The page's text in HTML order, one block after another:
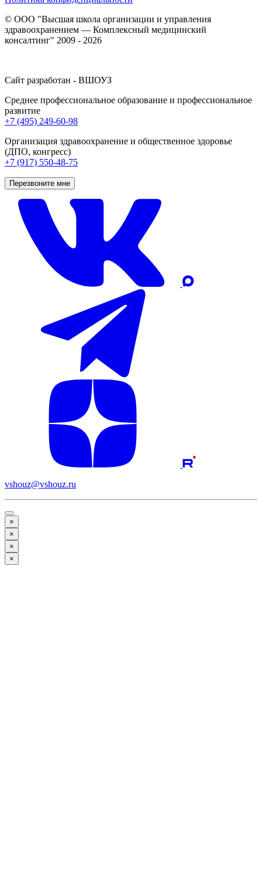
© ООО "Высшая школа организации и управления
здравоохранением — Комплексный медицинский
консалтинг" 2009 - 2026
Сайт разработан - ВШОУЗ
Среднее профессиональное образование и профессиональное
развитие
+7 (495) 249-60-98
Организация здравоохранение и общественное здоровье
(ДПО, конгресс)
+7 (917) 550-48-75
Перезвоните мне
vshouz@vshouz.ru
×
×
×
×